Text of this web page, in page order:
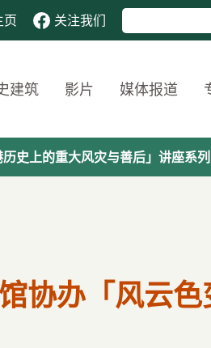
页 关注我们
建筑 影片 媒体报道
史上的重大风灾与善后」讲座系列
协办「风云